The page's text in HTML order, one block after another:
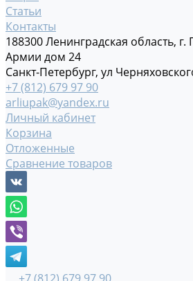
Статьи
Контакты
188300 Ленинградская область, г.
Армии дом 24
Санкт-Петербург, ул
+7 (812) 679 97 90
arliupak@yandex.ru
Личный кабинет
Корзина
Отложенные
Сравнение товаров